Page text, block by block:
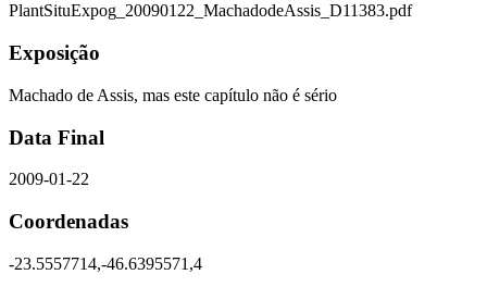
PlantSituExpog_20090122_MachadodeAssis_D11383.pdf
Exposição
Machado de Assis, mas este capítulo não é sério
Data Final
2009-01-22
Coordenadas
-23.5557714,-46.6395571,4